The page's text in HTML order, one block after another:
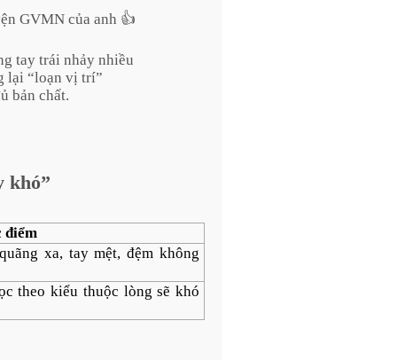
GVMN của anh 👍
tay trái nhảy nhiều
lại “loạn vị trí”
bản chất.
khó”
điểm
xa, tay mệt, đệm không
theo kiểu thuộc lòng sẽ khó